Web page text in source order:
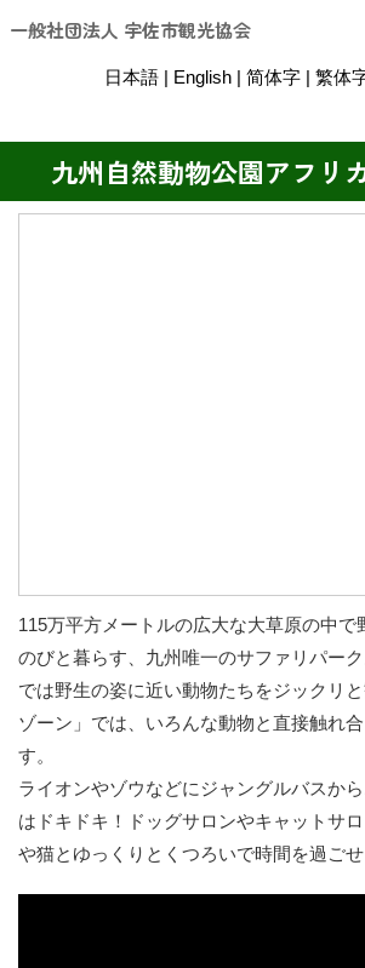
一般社団法人 宇佐市観光協会
日本語 | English | 简体字 | 繁体
九州自然動物公園アフリ
115万平方メートルの広大な大草原の中で
のびと暮らす、九州唯一のサファリパーク
では野生の姿に近い動物たちをジックリ
ゾーン」では、いろんな動物と直接触れ
す。
ライオンやゾウなどにジャングルバスか
はドキドキ！ドッグサロンやキャットサ
や猫とゆっくりとくつろいで時間を過ごせ